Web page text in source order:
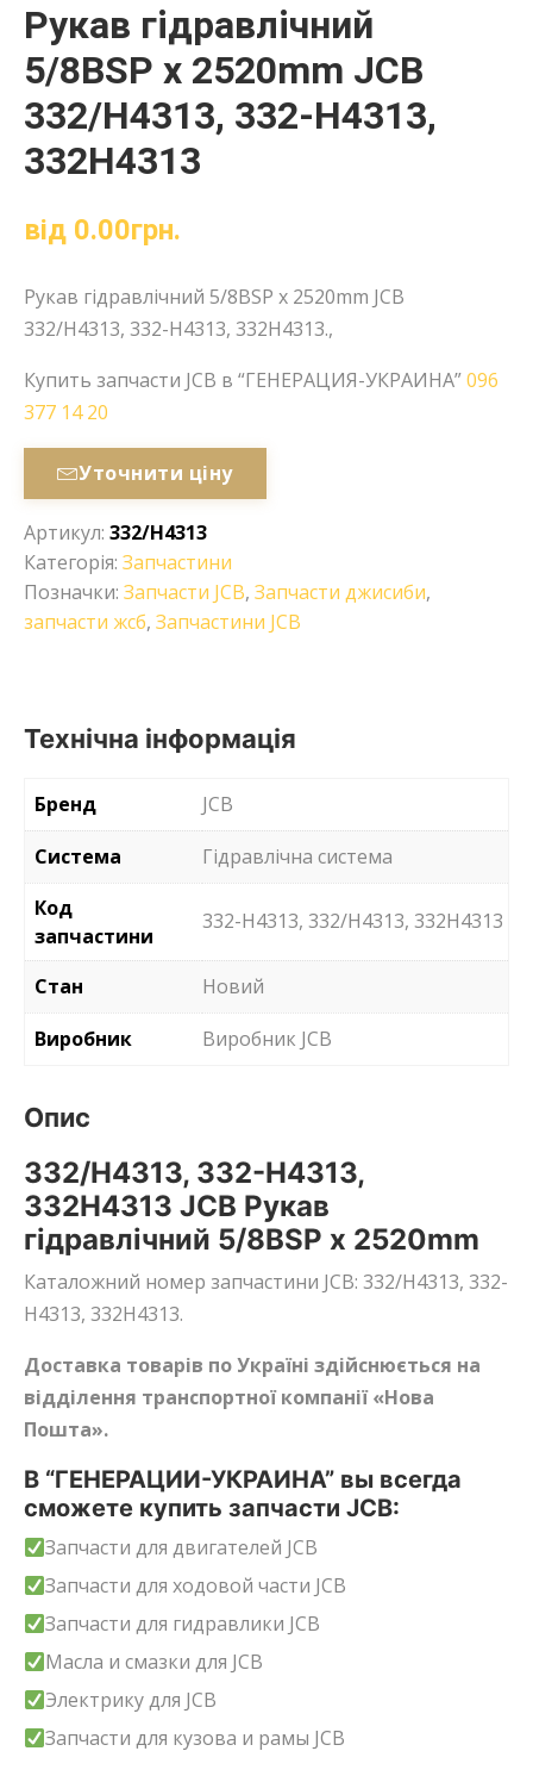
Рукав гідравлічний
5/8BSP x 2520mm JCB
332/H4313, 332-H4313,
332H4313
від 0.00грн.
Рукав гідравлічний 5/8BSP x 2520mm JCB
332/H4313, 332-H4313, 332H4313.,
Купить запчасти JCB в “ГЕНЕРАЦИЯ-УКРАИНА”096
377 14 20
Уточнити ціну
Артикул: 332/H4313
Категорія: Запчастини
Позначки: Запчасти JCB, Запчасти джисиби,
запчасти жсб, Запчастини JCB
Технічна інформація
Бренд
JCB
Система
Гідравлічна система
Код
запчастини
332-H4313, 332/H4313, 332H4313
Стан
Новий
Виробник
Виробник JCB
Опис
332/H4313, 332-H4313,
332H4313 JCB Рукав
гідравлічний 5/8BSP x 2520mm
Каталожний номер запчастини JCB: 332/H4313, 332-
H4313, 332H4313.
Доставка товарів по Україні здійснюється на
відділення транспортної компанії «Нова
Пошта».
В “ГЕНЕРАЦИИ-УКРАИНА” вы всегда
сможете купить запчасти JCB:
Запчасти для двигателей JCB
Запчасти для ходовой части JCB
Запчасти для гидравлики JCB
Масла и смазки для JCB
Электрику для JCB
Запчасти для кузова и рамы JCB